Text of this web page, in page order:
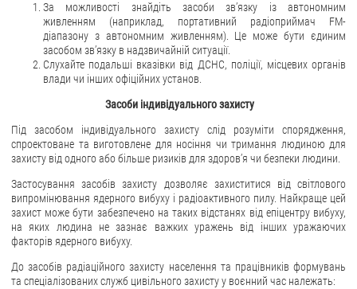
За можливості знайдіть засоби зв’язку із автономним
живленням (наприклад, портативний радіоприймач FM-
діапазону з автономним живленням). Це може бути єдиним
засобом звʼязку в надзвичайній ситуації.
Слухайте подальші вказівки від ДСНС, поліції, місцевих органів
влади чи інших офіційних установ.
Засоби індивідуального захисту
Під засобом індивідуального захисту слід розуміти спорядження,
спроектоване та виготовлене для носіння чи тримання людиною для
захисту від одного або більше ризиків для здоров’я чи безпеки людини.
Застосування засобів захисту дозволяє захиститися від світлового
випромінювання ядерного вибуху і радіоактивного пилу. Найкраще цей
захист може бути забезпечено на таких відстанях від епіцентру вибуху,
на яких людина не зазнає важких уражень від інших уражаючих
факторів ядерного вибуху.
До засобів радіаційного захисту населення та працівників формувань
та спеціалізованих служб цивільного захисту у воєнний час належать: